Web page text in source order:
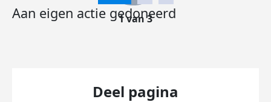
Aan eigen actie gedoneerd
1 van 3
Deel pagina